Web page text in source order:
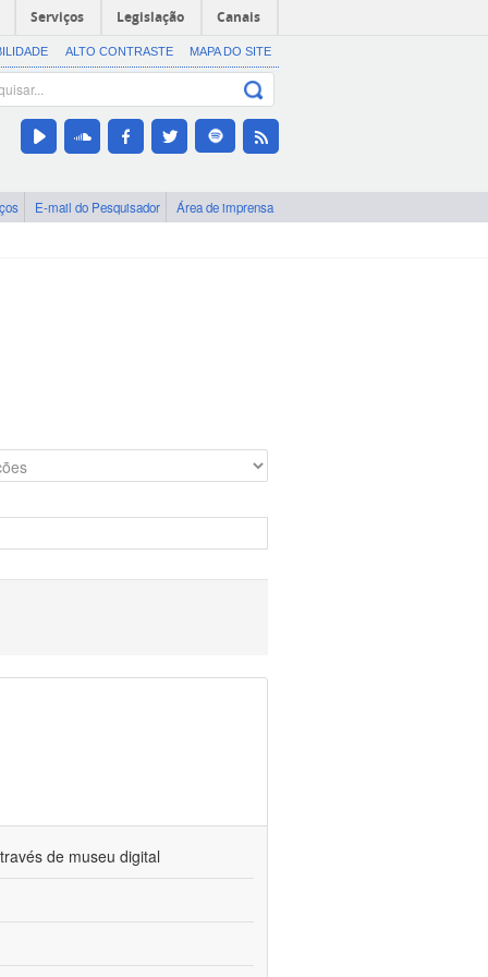
Serviços Legislação Canais
ALTO CONTRASTE MAPA DO SITE
E-mail do Pesquisador Área de imprensa
de museu digital